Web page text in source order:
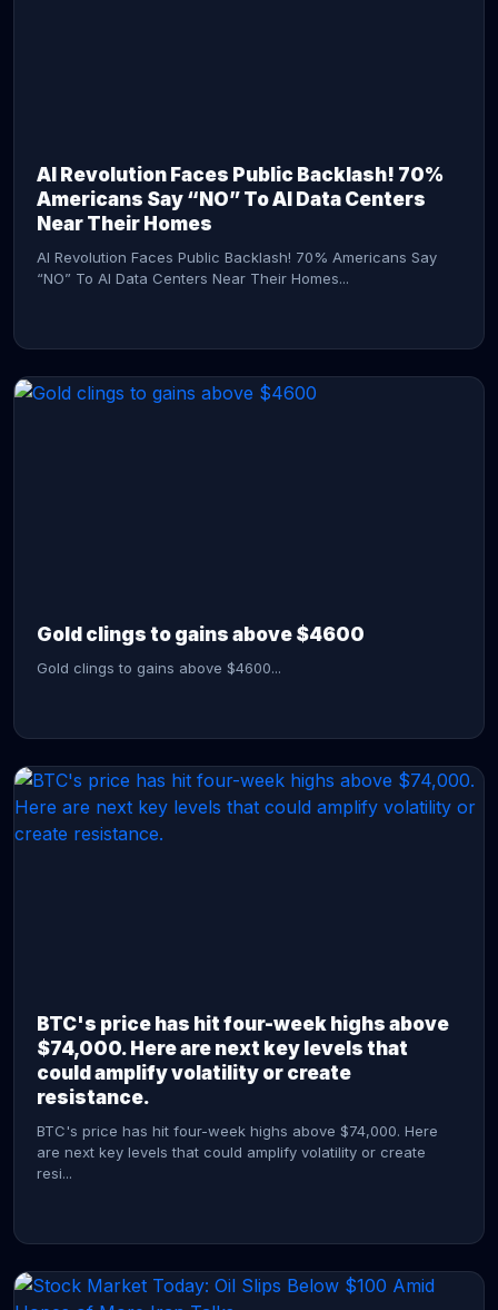
AI Revolution Faces Public Backlash! 70%
Americans Say “NO” To AI Data Centers
Near Their Homes
AI Revolution Faces Public Backlash! 70% Americans Say
“NO” To AI Data Centers Near Their Homes...
Gold clings to gains above $4600
Gold clings to gains above $4600...
BTC's price has hit four-week highs above
$74,000. Here are next key levels that
could amplify volatility or create
resistance.
BTC's price has hit four-week highs above $74,000. Here
are next key levels that could amplify volatility or create
resi...